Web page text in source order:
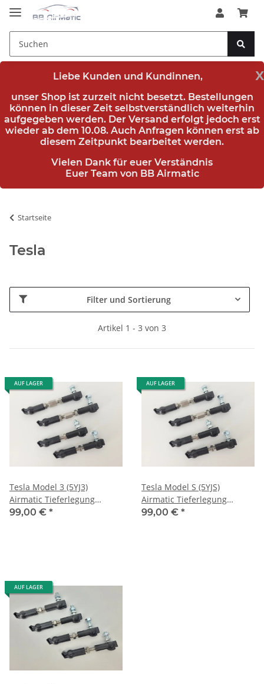
x
Liebe Kunden und Kundinnen,
unser Shop ist zurzeit nicht besetzt. Bestellungen
können in dieser Zeit selbstverständlich weiterhin
aufgegeben werden. Der Versand erfolgt jedoch erst
wieder ab dem 10.08. Auch Anfragen können erst ab
diesem Zeitpunkt bearbeitet werden.
Vielen Dank für euer Verständnis
Euer Team von BB Airmatic
Startseite
Tesla
Filter und Sortierung
Artikel 1 - 3 von 3
AUF LAGER
Tesla Model 3 (5YJ3)
Airmatic Tieferlegung
Luftfahrwerk Edelstahl
99,00 € *
AUF LAGER
Tesla Model S (5YJS)
Airmatic Tieferlegung
Luftfahrwerk Edelstahl
99,00 € *
AUF LAGER